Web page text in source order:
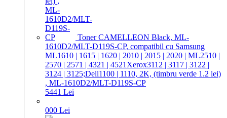
Toner CAMELLEON Black, ML-
1610D2/MLT-D119S-CP, compatibil cu Samsung
ML1610 | 1615 | 1620 | 2010 | 2015 | 2020 | ML2510 |
2570 | 2571 | 4321 | 4521Xerox3112 | 3117 | 3122 |
3124 | 3125;Dell1100 | 1110, 2K, (timbru verde 1.2 lei)
, ML-1610D2/MLT-D119S-CP
5441 Lei
000 Lei